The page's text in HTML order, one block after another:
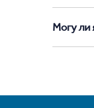
Могу ли